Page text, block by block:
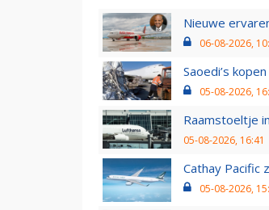
Nieuwe
06-08-2026,
Saoedi’s
05-08-2026,
Raamstoeltje
05-08-2026, 16:41
Cathay Pacific
05-08-2026,